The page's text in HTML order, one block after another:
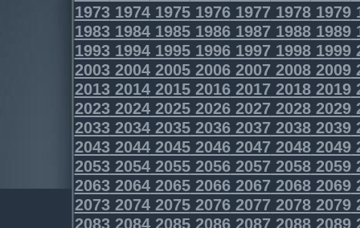
1973197419751976197719781979
1983198419851986198719881989
1993199419951996199719981999
2003200420052006200720082009
2013201420152016201720182019
2023202420252026202720282029
2033203420352036203720382039
2043204420452046204720482049
2053205420552056205720582059
2063206420652066206720682069
2073207420752076207720782079
2083208420852086208720882089